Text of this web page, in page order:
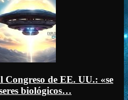
Congreso de EE. UU.: «se
biológicos…